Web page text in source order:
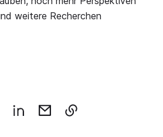
weitere Recherchen